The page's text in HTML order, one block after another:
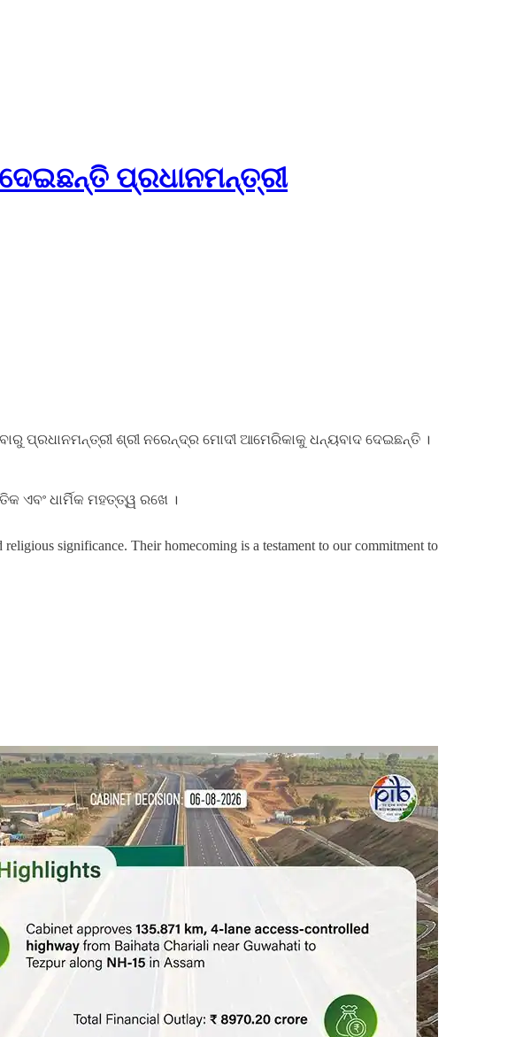
ପ୍ରଧାନମନ୍ତ୍ରୀ
ପ୍ରଧାନମନ୍ତ୍ରୀ ଶ୍ରୀ ନରେନ୍ଦ୍ର ମୋଦୀ ଆମେରିକାକୁ ଧନ୍ୟବାଦ ଦେଇଛନ୍ତି ।
ଏବଂ ଧାର୍ମିକ ମହତ୍ତ୍ୱ ରଖେ ।
significance. Their homecoming is a testament to our commitment to